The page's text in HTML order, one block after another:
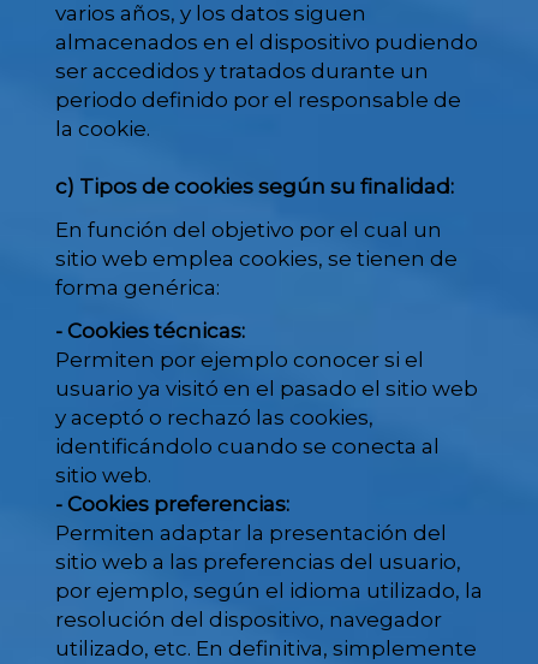
varios años, y los datos siguen
almacenados en el dispositivo pudiendo
ser accedidos y tratados durante un
periodo definido por el responsable de
la cookie.
c) Tipos de cookies según su finalidad:
En función del objetivo por el cual un
sitio web emplea cookies, se tienen de
forma genérica:
- Cookies técnicas:
Permiten por ejemplo conocer si el
usuario ya visitó en el pasado el sitio web
y aceptó o rechazó las cookies,
identificándolo cuando se conecta al
sitio web.
- Cookies preferencias:
Permiten adaptar la presentación del
sitio web a las preferencias del usuario,
por ejemplo, según el idioma utilizado, la
resolución del dispositivo, navegador
utilizado, etc. En definitiva, simplemente